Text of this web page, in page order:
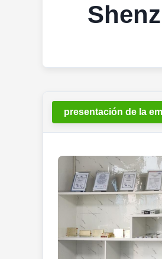
presentación de la